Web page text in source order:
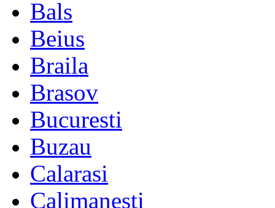
Bals
Beius
Braila
Brasov
Bucuresti
Buzau
Calarasi
Calimanesti